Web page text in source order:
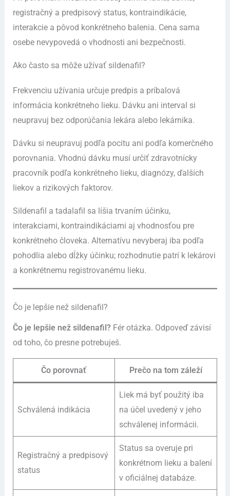
registračný a predpisový status, kontraindikácie,
interakcie a pôvod konkrétneho balenia. Cena sama
osebe nevypovedá o vhodnosti ani bezpečnosti.
Ako často sa môže užívať sildenafil?
Frekvenciu užívania určuje predpis a príbalová
informácia konkrétneho lieku. Dávku ani interval si
neupravuj bez odporúčania lekára alebo lekárnika.
Dávku si neupravuj podľa pocitu ani podľa komerčného
porovnania. Vhodnú dávku musí určiť zdravotnícky
pracovník podľa konkrétneho lieku, diagnózy, ďalších
liekov a rizikových faktorov.
Sildenafil a tadalafil sa líšia trvaním účinku,
interakciami, kontraindikáciami aj vhodnosťou pre
konkrétneho človeka. Alternatívu nevyberaj iba podľa
pohodlia alebo dĺžky účinku; rozhodnutie patrí k lekárovi
a konkrétnemu registrovanému lieku.
Čo je lepšie než sildenafil?
Čo je lepšie než sildenafil?Fér otázka. Odpoveď závisí
od toho, čo presne potrebuješ.
Čo porovnať Prečo na tom záleží
Schválená indikácia
Liek má byť použitý iba
na účel uvedený v jeho
schválenej informácii.
Registračný a predpisový
status
Status sa overuje pri
konkrétnom lieku a balení
v oficiálnej databáze.